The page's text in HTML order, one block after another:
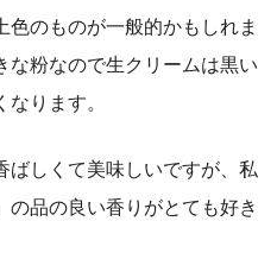
のものが一般的かもしれま
粉なので生クリームは黒い
ります。
ばしくて美味しいですが、私
品の良い香りがとても好き